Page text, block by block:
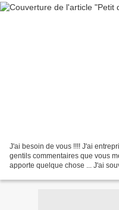
J'ai besoin de vous !!!! J'ai
gentils commentaires que vous
apporte quelque chose ... J'ai